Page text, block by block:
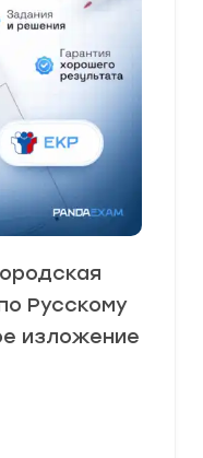
Русскому
изложение